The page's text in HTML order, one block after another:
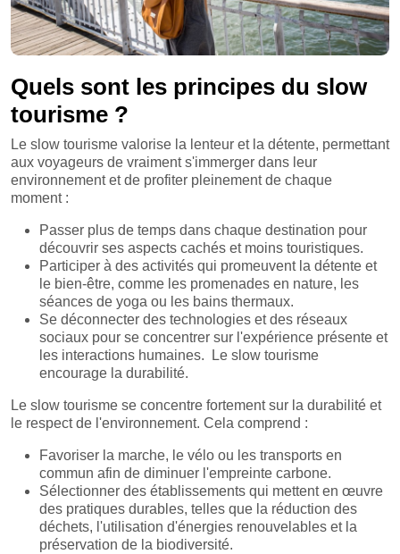
Quels sont les principes du slow
tourisme ?
Le slow tourisme valorise la lenteur et la détente, permettant
aux voyageurs de vraiment s'immerger dans leur
environnement et de profiter pleinement de chaque
moment :
Passer plus de temps dans chaque destination pour
découvrir ses aspects cachés et moins touristiques.
Participer à des activités qui promeuvent la détente et
le bien-être, comme les promenades en nature, les
séances de yoga ou les bains thermaux.
Se déconnecter des technologies et des réseaux
sociaux pour se concentrer sur l'expérience présente et
les interactions humaines. Le slow tourisme
encourage la durabilité.
Le slow tourisme se concentre fortement sur la durabilité et
le respect de l'environnement. Cela comprend :
Favoriser la marche, le vélo ou les transports en
commun afin de diminuer l'empreinte carbone.
Sélectionner des établissements qui mettent en œuvre
des pratiques durables, telles que la réduction des
déchets, l'utilisation d'énergies renouvelables et la
préservation de la biodiversité.